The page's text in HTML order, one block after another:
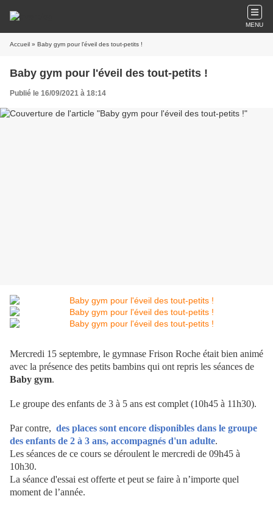
MENU
Accueil » Baby gym pour l'éveil des tout-petits !
Baby gym pour l'éveil des tout-petits !
Publié le 16/09/2021 à 18:14
Mercredi 15 septembre, le gymnase Frison Roche était bien animé
avec la présence des petits bambins qui ont repris les séances de
Baby gym.
Le groupe des enfants de 3 à 5 ans est complet (10h45 à 11h30).
Par contre, des places sont encore disponibles dans le groupe
des enfants de 2 à 3 ans, accompagnés d'un adulte.
Les séances de ce cours se déroulent le mercredi de 09h45 à
10h30.
La séance d'essai est offerte et peut se faire à n’importe quel
moment de l’année.